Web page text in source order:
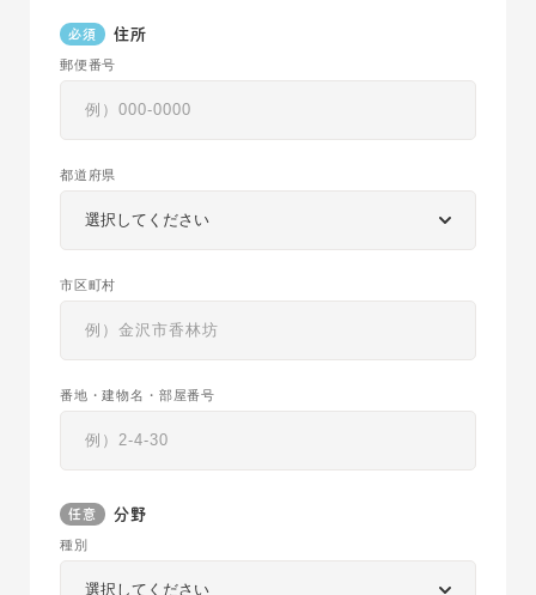
住所
郵便番号
都道府県
市区町村
番地・建物名・部屋番号
分野
種別